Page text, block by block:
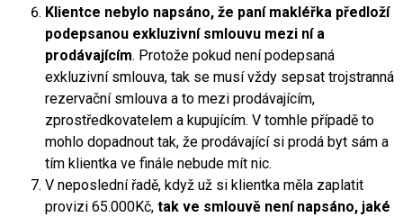
Klientce nebylo napsáno, že paní makléřka předloží
podepsanou exkluzivní smlouvu mezi ní a
prodávajícím. Protože pokud není podepsaná
exkluzivní smlouva, tak se musí vždy sepsat trojstranná
rezervační smlouva a to mezi prodávajícím,
zprostředkovatelem a kupujícím. V tomhle případě to
mohlo dopadnout tak, že prodávající si prodá byt sám a
tím klientka ve finále nebude mít nic.
V neposlední řadě, když už si klientka měla zaplatit
provizi 65.000Kč, tak ve smlouvě není napsáno, jaké